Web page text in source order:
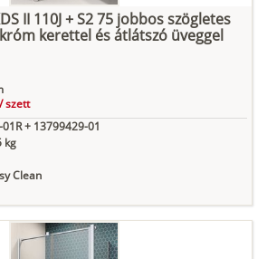
II 110J + S2 75 jobbos szögletes
kerettel és átlátszó üveggel
szett
+ 13799429-01
kg
Clean